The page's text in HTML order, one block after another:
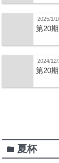
2025/1/
第20
2024/12/
第20
folder 夏杯